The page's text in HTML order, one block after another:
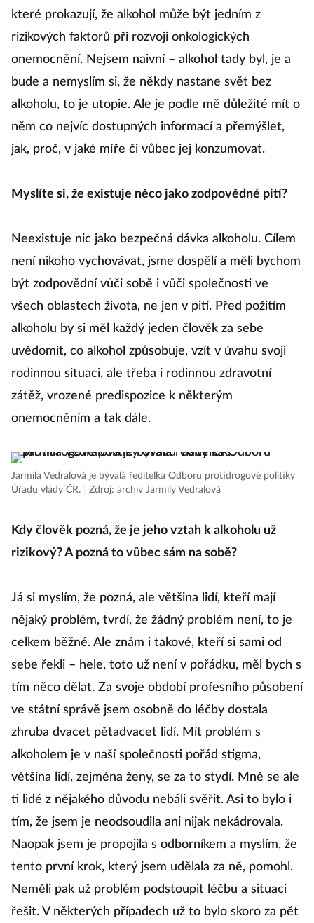
které prokazují, že alkohol může být jedním z
rizikových faktorů při rozvoji onkologických
onemocnění. Nejsem naivní – alkohol tady byl, je a
bude a nemyslím si, že někdy nastane svět bez
alkoholu, to je utopie. Ale je podle mě důležité mít o
něm co nejvíc dostupných informací a přemýšlet,
jak, proč, v jaké míře či vůbec jej konzumovat.
Myslíte si, že existuje něco jako zodpovědné pití?
Neexistuje nic jako bezpečná dávka alkoholu. Cílem
není nikoho vychovávat, jsme dospělí a měli bychom
být zodpovědní vůči sobě i vůči společnosti ve
všech oblastech života, ne jen v pití. Před požitím
alkoholu by si měl každý jeden člověk za sebe
uvědomit, co alkohol způsobuje, vzít v úvahu svoji
rodinnou situaci, ale třeba i rodinnou zdravotní
zátěž, vrozené predispozice k některým
onemocněním a tak dále.
Jarmila Vedralová je bývalá ředitelka Odboru protidrogové politiky
Úřadu vlády ČR.
Zdroj: archiv Jarmily Vedralová
Kdy člověk pozná, že je jeho vztah k alkoholu už
rizikový? A pozná to vůbec sám na sobě?
Já si myslím, že pozná, ale většina lidí, kteří mají
nějaký problém, tvrdí, že žádný problém není, to je
celkem běžné. Ale znám i takové, kteří si sami od
sebe řekli – hele, toto už není v pořádku, měl bych s
tím něco dělat. Za svoje období profesního působení
ve státní správě jsem osobně do léčby dostala
zhruba dvacet pětadvacet lidí. Mít problém s
alkoholem je v naší společnosti pořád stigma,
většina lidí, zejména ženy, se za to stydí. Mně se ale
ti lidé z nějakého důvodu nebáli svěřit. Asi to bylo i
tím, že jsem je neodsoudila ani nijak nekádrovala.
Naopak jsem je propojila s odborníkem a myslím, že
tento první krok, který jsem udělala za ně, pomohl.
Neměli pak už problém podstoupit léčbu a situaci
řešit. V některých případech už to bylo skoro za pět